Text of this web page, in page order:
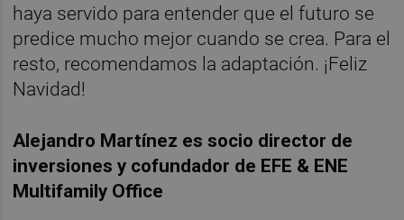
haya servido para entender que el futuro se
predice mucho mejor cuando se crea. Para el
resto, recomendamos la adaptación. ¡Feliz
Navidad!
Alejandro Martínez es socio director de
inversiones y cofundador de EFE & ENE
Multifamily Office